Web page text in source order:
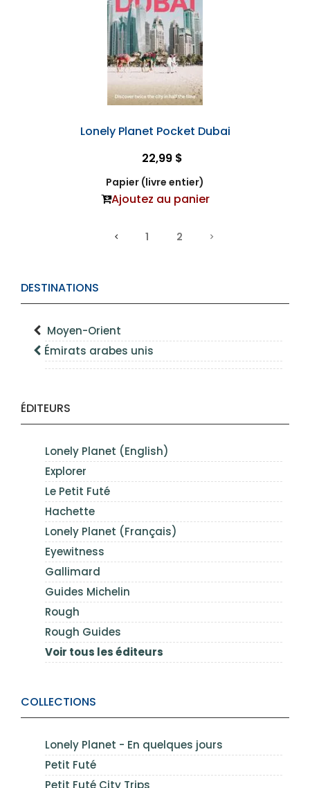
DESTINATIONS
Moyen-Orient
Émirats arabes unis
ÉDITEURS
Lonely Planet (English)
Explorer
Le Petit Futé
Hachette
Lonely Planet (Français)
Eyewitness
Gallimard
Guides Michelin
Rough
Rough Guides
Voir tous les éditeurs
COLLECTIONS
Lonely Planet - En quelques jours
Petit Futé
Petit Futé City Trips
Lonely Planet Pocket Dubai
22,99 $
Papier (livre entier)
Ajoutez au panier
1 2